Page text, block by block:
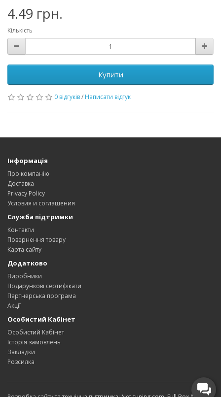
4.49 грн.
Кількість
Купити
0 відгуків/ Написати відгук
Інформація
Про компанію
Доставка
Privacy Policy
Условия и соглашения
Служба підтримки
Контакти
Повернення товару
Карта сайту
Додатково
Виробники
Подарункові сертифікати
Партнерська програма
Акції
Особистий Кабінет
Особистий Кабінет
Історія замовлень
Закладки
Розсилка